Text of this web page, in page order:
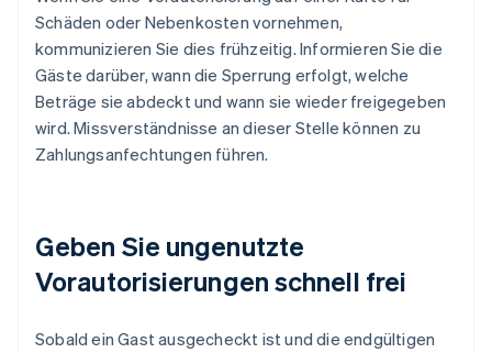
Schäden oder Nebenkosten vornehmen,
kommunizieren Sie dies frühzeitig. Informieren Sie die
Gäste darüber, wann die Sperrung erfolgt, welche
Beträge sie abdeckt und wann sie wieder freigegeben
wird. Missverständnisse an dieser Stelle können zu
Zahlungsanfechtungen führen.
Geben Sie ungenutzte
Vorautorisierungen schnell frei
Sobald ein Gast ausgecheckt ist und die endgültigen